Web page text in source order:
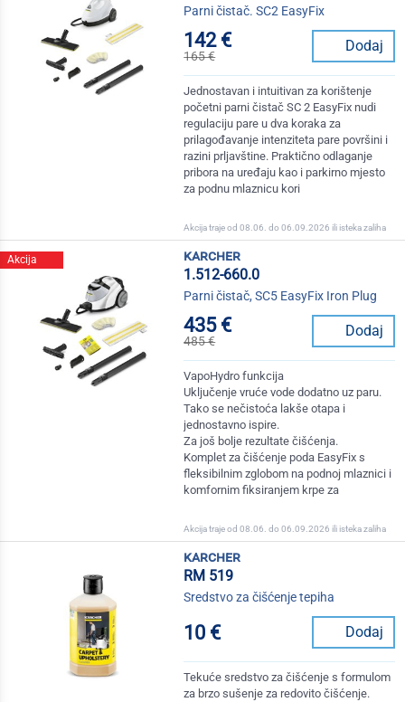
Parni čistač. SC2 EasyFix
142 €
165 €
Dodaj
Jednostavan i intuitivan za korištenje
početni parni čistač SC 2 EasyFix nudi
regulaciju pare u dva koraka za
prilagođavanje intenziteta pare površini i
razini prljavštine. Praktično odlaganje
pribora na uređaju kao i parkirno mjesto
za podnu mlaznicu kori
Akcija traje od 08.06. do 06.09.2026 ili isteka zaliha
Akcija
karcher
1.512-660.0
Parni čistač, SC5 EasyFix Iron Plug
435 €
485 €
Dodaj
VapoHydro funkcija
Uključenje vruće vode dodatno uz paru.
Tako se nečistoća lakše otapa i
jednostavno ispire.
Za još bolje rezultate čišćenja.
Komplet za čišćenje poda EasyFix s
fleksibilnim zglobom na podnoj mlaznici i
komfornim fiksiranjem krpe za
Akcija traje od 08.06. do 06.09.2026 ili isteka zaliha
karcher
RM 519
Sredstvo za čišćenje tepiha
10 € Dodaj
Tekuće sredstvo za čišćenje s formulom
za brzo sušenje za redovito čišćenje.